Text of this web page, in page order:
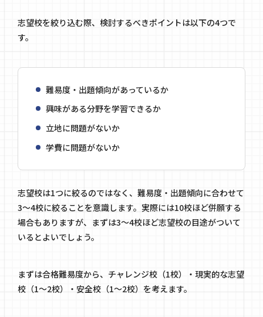
志望校を絞り込む際、検討するべきポイントは以下の4つで
す。
難易度・出題傾向があっているか
興味がある分野を学習できるか
立地に問題がないか
学費に問題がないか
志望校は1つに絞るのではなく、難易度・出題傾向に合わせて
3〜4校に絞ることを意識します。実際には10校ほど併願する
場合もありますが、まずは3〜4校ほど志望校の目途がついて
いるとよいでしょう。
まずは合格難易度から、チャレンジ校（1校）・現実的な志望
校（1〜2校）・安全校（1〜2校）を考えます。